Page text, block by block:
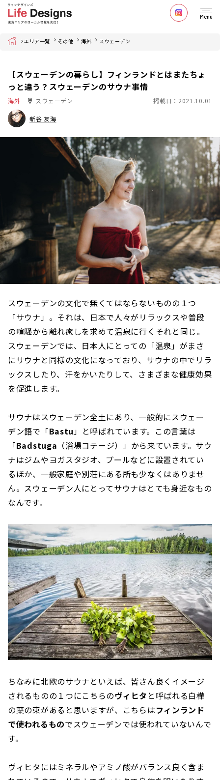
Menu
Home エリア一覧 その他 海外 スウェーデン
【スウェーデンの暮らし】フィンランドとはまたちょ
っと違う？スウェーデンのサウナ事情
海外 スウェーデン 掲載日：2021.10.01
新谷 友海
スウェーデンの文化で無くてはならないものの１つ
「サウナ」。それは、日本で人々がリラックスや普段
の喧騒から離れ癒しを求めて温泉に行くそれと同じ。
スウェーデンでは、日本人にとっての「温泉」がまさ
にサウナと同様の文化になっており、サウナの中でリラ
ックスしたり、汗をかいたりして、さまざまな健康効果
を促進します。
サウナはスウェーデン全土にあり、一般的にスウェー
デン語で「Bastu」と呼ばれています。この言葉は
「Badstuga （浴場コテージ）」から来ています。サウ
ナはジムやヨガスタジオ、プールなどに設置されてい
るほか、一般家庭や別荘にある所も少なくはありませ
ん。スウェーデン人にとってサウナはとても身近なもの
なんです。
ちなみに北欧のサウナといえば、皆さん良くイメージ
されるものの１つにこちらのヴィヒタ と呼ばれる白樺
の葉の束があると思いますが、こちらはフィンランド
で使われるものでスウェーデンでは使われていないんで
す。
ヴィヒタにはミネラルやアミノ酸がバランス良く含ま